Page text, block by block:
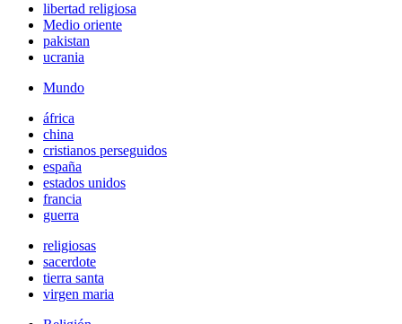
libertad religiosa
Medio oriente
pakistan
ucrania
Mundo
áfrica
china
cristianos perseguidos
españa
estados unidos
francia
guerra
religiosas
sacerdote
tierra santa
virgen maria